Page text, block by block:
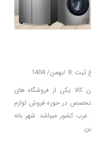
:8 /بهمن/ 1404
کالا یکی از فروشگاه های
متخصص در حوزه فروش لوازم
کشور میباشد. شهر بانه